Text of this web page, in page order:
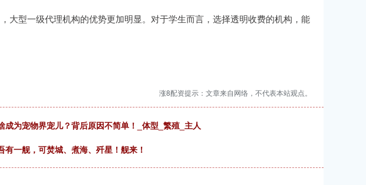
大型一级代理机构的优势更加明显。对于学生而言，选择透明收费的机构，能
涨8配资提示：文章来自网络，不代表本站观点。
成为宠物界宠儿？背后原因不简单！_体型_繁殖_主人
一舰，可焚城、煮海、歼星！舰来！